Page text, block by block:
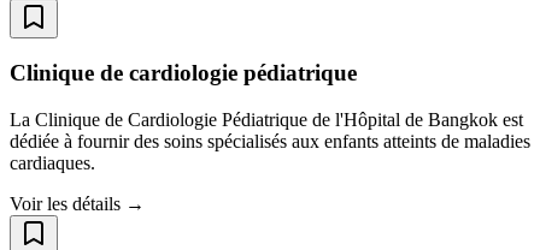
Clinique de cardiologie pédiatrique
La Clinique de Cardiologie Pédiatrique de l'Hôpital de Bangkok est
dédiée à fournir des soins spécialisés aux enfants atteints de maladies
cardiaques.
Voir les détails →